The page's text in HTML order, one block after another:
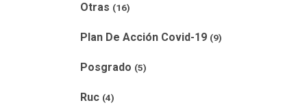
Otras (16)
Plan De Acción Covid-19 (9)
Posgrado (5)
Ruc (4)